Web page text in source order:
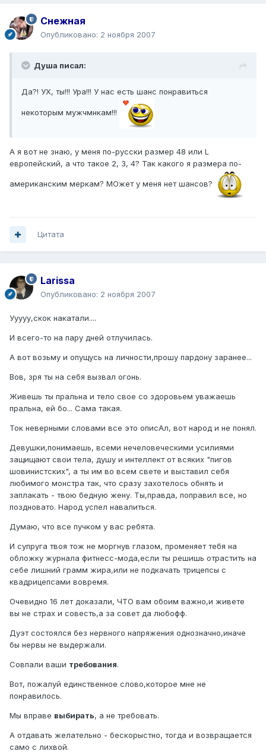
Снежная
Опубликовано: 2 ноября 2007
Душа писал:
Да?! УХ, ты!!! Ура!!! У нас есть шанс понравиться
некоторым мужчмнкам!!!
А я вот не знаю, у меня по-русски размер 48 или L
европейский, а что такое 2, 3, 4? Так какого я размера по-
американским меркам? МОжет у меня нет шансов?
Цитата
Larissa
Опубликовано: 2 ноября 2007
Ууууу,скок накатали....
И всего-то на пару дней отлучилась.
А вот возьму и опущусь на личности,прошу пардону заранее...
Вов, зря ты на себя вызвал огонь.
Живешь ты пральна и тело свое со здоровьем уважаешь
пральна, ей бо... Сама такая.
Ток неверными словами все это описАл, вот народ и не понял.
Девушки,понимаешь, всеми нечеловеческими усилиями
защищают свои тела, душу и интеллект от всяких "пигов
шовинистских", а ты им во всем свете и выставил себя
любимого монстра так, что сразу захотелось обнять и
заплакать - твою бедную жену. Ты,правда, поправил все, но
поздновато. Народ успел навалиться.
Думаю, что все пучком у вас ребята.
И супруга твоя тож не моргнув глазом, променяет тебя на
обложку журнала фитнесс-мода,если ты решишь отрастить на
себе лишний грамм жира,или не подкачать трицепсы с
квадрицепсами вовремя.
Очевидно 16 лет доказали, ЧТО вам обоим важно,и живете
вы не страх и совесть,а за совет да любофф.
Дуэт состоялся без нервного напряжения однозначно,иначе
бы нервы не выдержали.
Совпали ваши требования.
Вот, пожалуй единственное слово,которое мне не
понравилось.
Мы вправе выбирать, а не требовать.
А отдавать желательно - бескорыстно, тогда и возвращается
само с лихвой.